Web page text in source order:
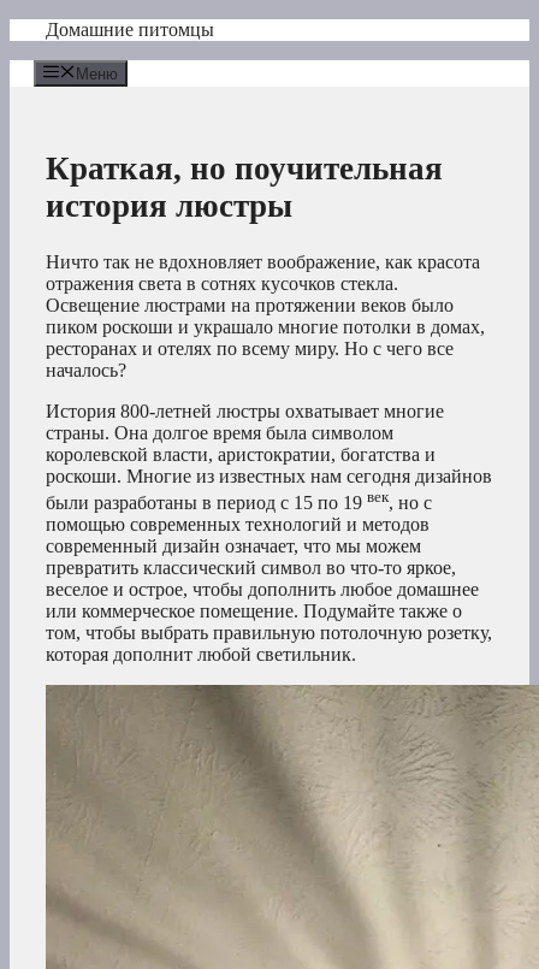
Перейти
содержимому
Домашние питомцы
Меню
Краткая, но поучительная
история люстры
Ничто так не вдохновляет воображение, как красота
отражения света в сотнях кусочков стекла.
Освещение люстрами на протяжении веков было
пиком роскоши и украшало многие потолки в домах,
ресторанах и отелях по всему миру. Но с чего все
началось?
История 800-летней люстры охватывает многие
страны. Она долгое время была символом
королевской власти, аристократии, богатства и
роскоши. Многие из известных нам сегодня дизайнов
были разработаны в период с 15 по 19 век, но с
помощью современных технологий и методов
современный дизайн означает, что мы можем
превратить классический символ во что-то яркое,
веселое и острое, чтобы дополнить любое домашнее
или коммерческое помещение. Подумайте также о
том, чтобы выбрать правильную потолочную розетку,
которая дополнит любой светильник.